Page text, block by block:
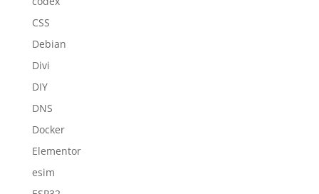
CSS
Debian
Divi
DIY
DNS
Docker
Elementor
esim